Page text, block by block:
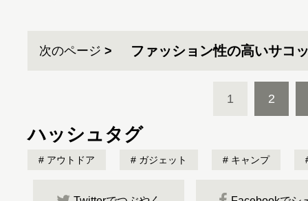
次のページ ファッション性の高いサコ
1 2
ハッシュタグ
アウトドア ガジェット キャンプ